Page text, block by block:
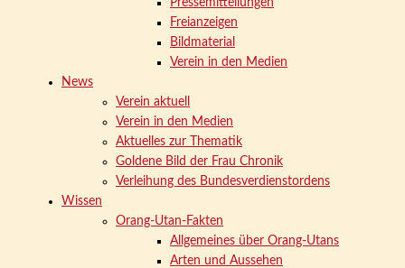
Freianzeigen
Bildmaterial
Verein in den Medien
News
Verein aktuell
Verein in den Medien
Aktuelles zur Thematik
Goldene Bild der Frau Chronik
Verleihung des Bundesverdienstordens
Wissen
Orang-Utan-Fakten
Allgemeines über Orang-Utans
Arten und Aussehen